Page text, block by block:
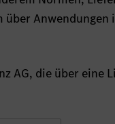
AG, die über eine